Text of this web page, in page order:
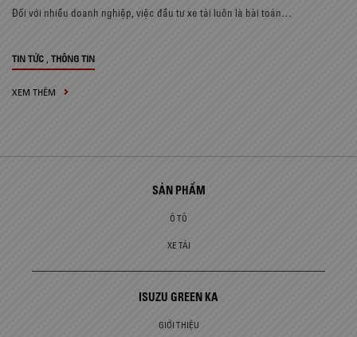
Đối với nhiều doanh nghiệp, việc đầu tư xe tải luôn là bài toán…
TIN TỨC THÔNG TIN
XEM THÊM
SẢN PHẨM
Ô TÔ
XE TẢI
ISUZU GREEN KA
GIỚI THIỆU